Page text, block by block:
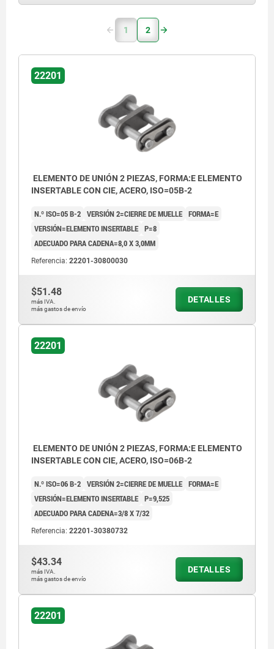
1 2
22201
ELEMENTO DE UNIÓN 2 PIEZAS, FORMA:E ELEMENTO
INSERTABLE CON CIE, ACERO, ISO=05B-2
N.º ISO=05 B-2 VERSIÓN 2=CIERRE DE MUELLE FORMA=E
VERSIÓN=ELEMENTO INSERTABLE P=8
ADECUADO PARA CADENA=8,0 X 3,0MM
Referencia: 22201-30800030
$51.48
más IVA.
más gastos de envío
DETALLES
22201
ELEMENTO DE UNIÓN 2 PIEZAS, FORMA:E ELEMENTO
INSERTABLE CON CIE, ACERO, ISO=06B-2
N.º ISO=06 B-2 VERSIÓN 2=CIERRE DE MUELLE FORMA=E
VERSIÓN=ELEMENTO INSERTABLE P=9,525
ADECUADO PARA CADENA=3/8 X 7/32
Referencia: 22201-30380732
$43.34
más IVA.
más gastos de envío
DETALLES
22201